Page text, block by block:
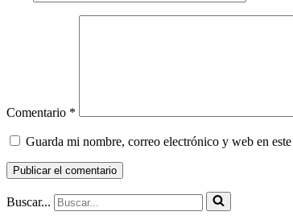
Comentario *
Guarda mi nombre, correo electrónico y web en
Buscar...